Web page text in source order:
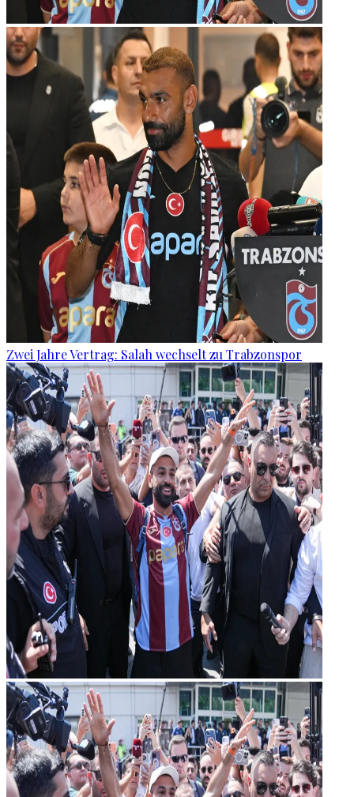
Zwei Jahre Vertrag: Salah wechselt zu Trabzonspor